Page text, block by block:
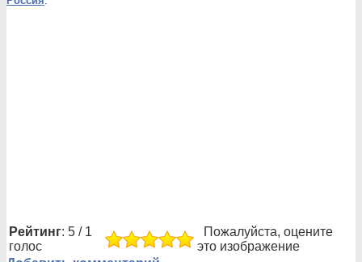
Рейтинг: 5 / 1
голос
Пожалуйста, оцените
это изображение